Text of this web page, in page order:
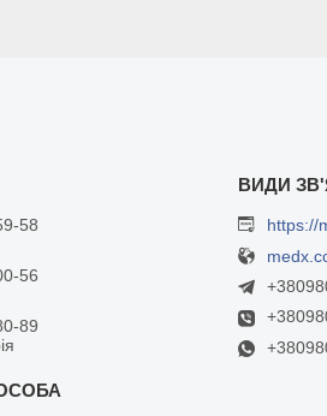
58
56
89
https://